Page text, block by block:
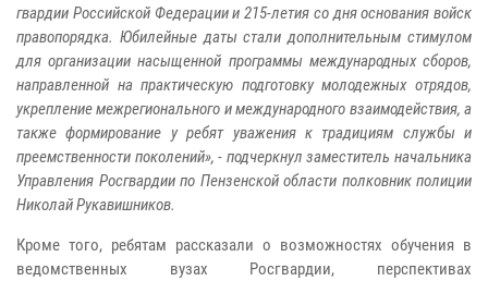
гвардии Российской Федерации и 215-летия со дня основания войск
правопорядка. Юбилейные даты стали дополнительным стимулом
для организации насыщенной программы международных сборов,
направленной на практическую подготовку молодежных отрядов,
укрепление межрегионального и международного взаимодействия, а
также формирование у ребят уважения к традициям службы и
преемственности поколений», - подчеркнул заместитель начальника
Управления Росгвардии по Пензенской области полковник полиции
Николай Рукавишников.
Кроме того, ребятам рассказали о возможностях обучения в
ведомственных вузах Росгвардии, перспективах